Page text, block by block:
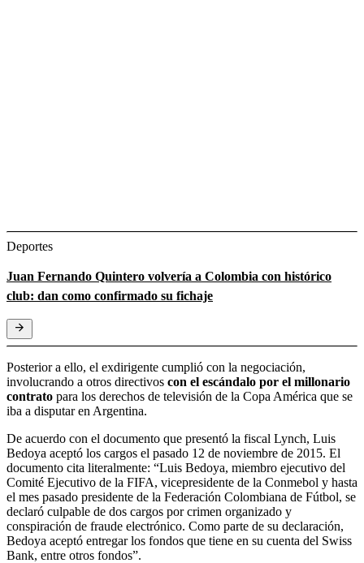
Deportes
Juan Fernando Quintero volvería a Colombia con histórico
club: dan como confirmado su fichaje
Posterior a ello, el exdirigente cumplió con la negociación,
involucrando a otros directivos con el escándalo por el millonario
contrato para los derechos de televisión de la Copa América que se
iba a disputar en Argentina.
De acuerdo con el documento que presentó la fiscal Lynch, Luis
Bedoya aceptó los cargos el pasado 12 de noviembre de 2015. El
documento cita literalmente: “Luis Bedoya, miembro ejecutivo del
Comité Ejecutivo de la FIFA, vicepresidente de la Conmebol y hasta
el mes pasado presidente de la Federación Colombiana de Fútbol, se
declaró culpable de dos cargos por crimen organizado y
conspiración de fraude electrónico. Como parte de su declaración,
Bedoya aceptó entregar los fondos que tiene en su cuenta del Swiss
Bank, entre otros fondos”.